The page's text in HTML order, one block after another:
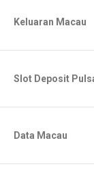
Keluaran Macau
Slot Deposit
Data Macau